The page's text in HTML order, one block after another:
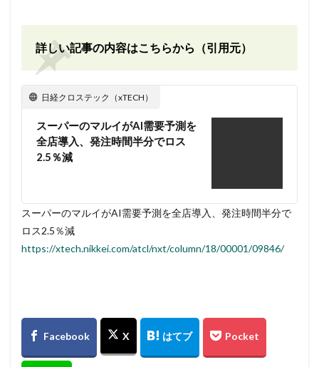
詳しい記事の内容はこちらから（引用元）
日経クロステック（xTECH）
スーパーのマルイがAI需要予測を
全店導入、発注時間半分でロス
2.5％減
スーパーのマルイがAI需要予測を全店導入、発注時間半分で
ロス2.5％減
https://xtech.nikkei.com/atcl/nxt/column/18/00001/09846/